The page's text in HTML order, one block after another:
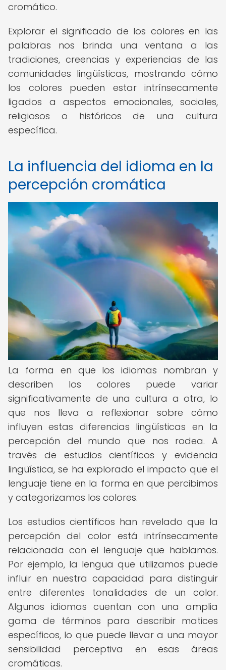
cromático.
Explorar el significado de los colores en las
palabras nos brinda una ventana a las
tradiciones, creencias y experiencias de las
comunidades lingüísticas, mostrando cómo
los colores pueden estar intrínsecamente
ligados a aspectos emocionales, sociales,
religiosos o históricos de una cultura
específica.
La influencia del idioma en la
percepción cromática
La forma en que los idiomas nombran y
describen los colores puede variar
significativamente de una cultura a otra, lo
que nos lleva a reflexionar sobre cómo
influyen estas diferencias lingüísticas en la
percepción del mundo que nos rodea. A
través de estudios científicos y evidencia
lingüística, se ha explorado el impacto que el
lenguaje tiene en la forma en que percibimos
y categorizamos los colores.
Los estudios científicos han revelado que la
percepción del color está intrínsecamente
relacionada con el lenguaje que hablamos.
Por ejemplo, la lengua que utilizamos puede
influir en nuestra capacidad para distinguir
entre diferentes tonalidades de un color.
Algunos idiomas cuentan con una amplia
gama de términos para describir matices
específicos, lo que puede llevar a una mayor
sensibilidad perceptiva en esas áreas
cromáticas.